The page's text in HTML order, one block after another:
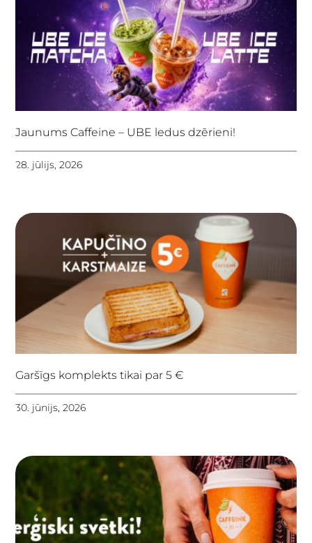
Jaunums Caffeine – UBE ledus dzērieni!
28. jūlijs, 2026
Garšīgs komplekts tikai par 5 €
30. jūnijs, 2026